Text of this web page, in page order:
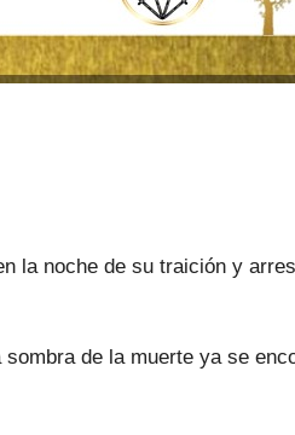
la noche de su traición y
de la muerte ya se